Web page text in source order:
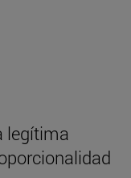
legítima